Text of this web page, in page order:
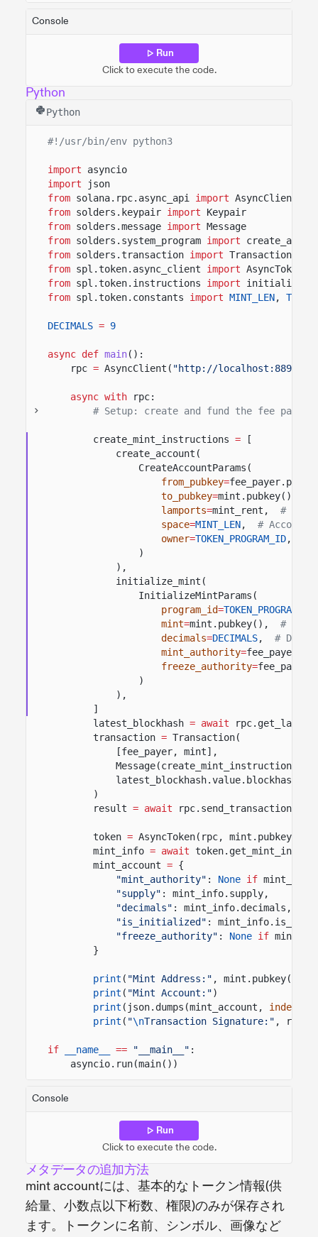
Console
Run
Click to execute the code.
Python
Python
#!/usr/bin/env python3
import
asyncio
import
json
from solana.rpc.async_api import AsyncClient
from solders.keypair import
Keypair
from solders.message import Message
from solders.system_program import
from solders.transaction import Transaction
from spl.token.async_client import AsyncToken
from spl.token.instructions import
from spl.token.constants import MINT_LEN,
DECIMALS = 9
async def main():
rpc = AsyncClient( "http://localhost:8899"
async with
rpc:
# Setup: create and fund the fee
create_mint_instructions =
[
create_account(
CreateAccountParams(
from_pubkey=
to_pubkey=mint.pubkey(),
lamports=mint_rent,
#
space=MINT_LEN,
#
owner=TOKEN_PROGRAM_ID,
)
),
initialize_mint(
InitializeMintParams(
program_id=TOKEN_PROGRAM_ID
mint=mint.pubkey(),
#
decimals=DECIMALS,
#
mint_authority=
freeze_authority=
)
),
]
latest_blockhash = await
transaction = Transaction(
[fee_payer, mint],
Message(create_mint_instructions,
latest_blockhash.value.blockhash,
)
result = await
token = AsyncToken(rpc, mint.pubkey(),
mint_info = await token.get_mint_info()
mint_account = {
"mint_authority" : None if
"supply" : mint_info.supply,
"decimals" : mint_info.decimals,
"is_initialized" :
"freeze_authority" : None if
}
print ( "Mint Address:" , mint.pubkey())
print ( "Mint Account:")
print (json.dumps(mint_account, indent
print ( "\nTransaction Signature:" ,
if __name__ == "__main__" :
asyncio.run(main())
Console
Run
Click to execute the code.
メタデータの追加方法
mint accountには、基本的なトークン情報(供
給量、小数点以下桁数、権限)のみが保存され
ます。トークンに名前、シンボル、画像など